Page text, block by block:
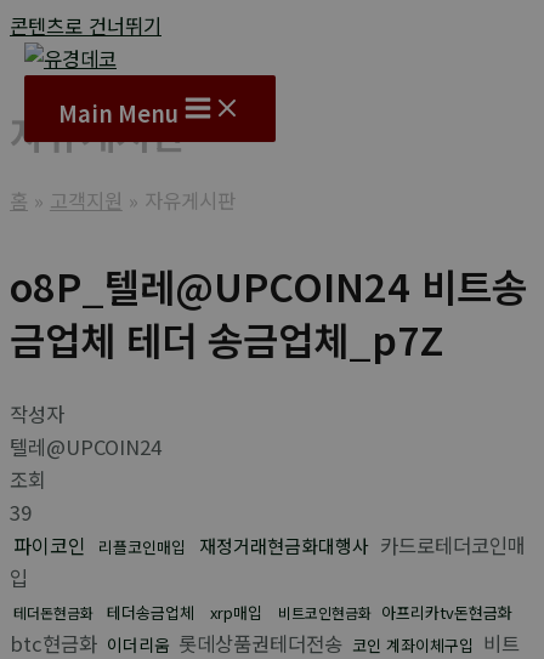
콘텐츠로 건너뛰기
Main Menu
자유게시판
홈 고객지원 자유게시판
o8P_텔레@UPCOIN24 비트송
금업체 테더 송금업체_p7Z
작성자
텔레@UPCOIN24
조회
39
파이코인
리플코인매입 재정거래현금화대행사 카드로테더코인매
입
테더돈현금화 테더송금업체 xrp매입 비트코인현금화 아프리카tv돈현금화
btc현금화 이더리움 롯데상품권테더전송 코인 계좌이체구입 비트